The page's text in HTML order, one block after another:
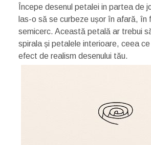
Începe desenul petalei in partea de
las-o să se curbeze ușor în afară, în
semicerc. Această petală ar trebui
spirala și petalele interioare, ceea
efect de realism desenului tău.